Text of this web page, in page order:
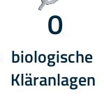
0
biologische
Kläranlagen